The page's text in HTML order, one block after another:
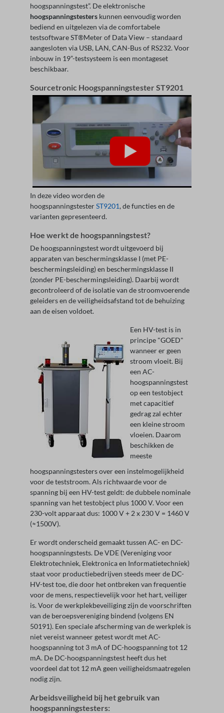
hoogspanningstest”. De elektronische
hoogspanningstesters kunnen eenvoudig worden
bediend en uitgelezen via de comfortabele
testsoftware ST®Meter of Data View – standaard
aangesloten via USB, LAN, CAN-Bus of RS232. Voor
inbouw in 19”-testsysteem is een montageset
beschikbaar.
Sourcetronic Hoogspanningstester ST9201
In deze video worden de
hoogspanningstesterST9201, de functies en de
varianten gepresenteerd.
Hoe werkt de hoogspanningstest?
De hoogspanningstest wordt uitgevoerd bij
apparaten van beschermingsklasse I (met PE-
beschermingsleiding) en beschermingsklasse II
(zonder PE-beschermingsleiding). Daarbij wordt
gecontroleerd of de isolatie van de stroomvoerende
geleiders en de veiligheidsafstand tot de behuizing
aan de eisen voldoet.
Een HV-test is in
principe "GOED"
wanneer er geen
stroom vloeit. Bij
een AC-
hoogspanningstest
op een testobject
met capacitief
gedrag zal echter
een kleine stroom
vloeien. Daarom
beschikken de
meeste
hoogspanningstesters over een instelmogelijkheid
voor de teststroom. Als richtwaarde voor de
spanning bij een HV-test geldt: de dubbele nominale
spanning van het testobject plus 1000 V. Voor een
230-volt apparaat dus: 1000 V + 2 x 230 V = 1460 V
(≈1500V).
Er wordt onderscheid gemaakt tussen AC- en DC-
hoogspanningstests. De VDE (Vereniging voor
Elektrotechniek, Elektronica en Informatietechniek)
staat voor productiebedrijven steeds meer de DC-
HV-test toe, die door het ontbreken van frequentie
voor de mens, respectievelijk voor het hart, veiliger
is. Voor de werkplekbeveiliging zijn de voorschriften
van de beroepsvereniging bindend (volgens EN
50191). Een speciale afscherming van de werkplek is
niet vereist wanneer getest wordt met AC-
hoogspanning tot 3 mA of DC-hoogspanning tot 12
mA. De DC-hoogspanningstest heeft dus het
voordeel dat tot 12 mA geen veiligheidsmaatregelen
nodig zijn.
Arbeidsveiligheid bij het gebruik van
hoogspanningstesters: